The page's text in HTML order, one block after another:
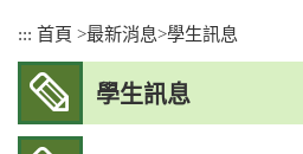
::: 首頁 >最新消息>學生訊息
學生訊息